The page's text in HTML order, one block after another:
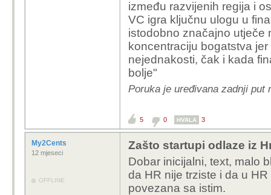
između razvijenih regija i
VC igra ključnu ulogu u
istodobno značajno utječe
koncentraciju bogatstva
nejednakosti, čak i kada
bolje"
Poruka je uređivana zadnji put
5 0 HVALA 3
My2Cents
12 mjeseci
OFFLINE
Zašto startupi odlaze iz
Dobar inicijalni, text, malo
da HR nije trziste i da u
povezana sa istim.